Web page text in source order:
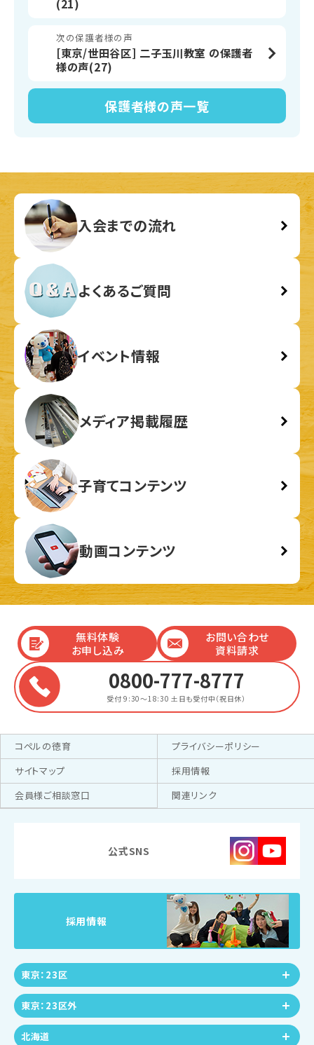
(21)
保護者様の声一覧
次の保護者様の声
[東京/世田谷区] 二子玉川教室 の保護者
様の声(27)
入会までの流れ
よくあるご質問
イベント情報
メディア掲載履歴
子育てコンテンツ
動画コンテンツ
無料体験
お申し込み
お問い合わせ
資料請求
0800-777-8777
受付 9:30～18:30 土日も受付中（祝日休）
コペルの徳育
プライバシーポリシー
サイトマップ
採用情報
会員様ご相談窓口
関連リンク
公式SNS
採用情報
東京：23区
東京：23区外
北海道